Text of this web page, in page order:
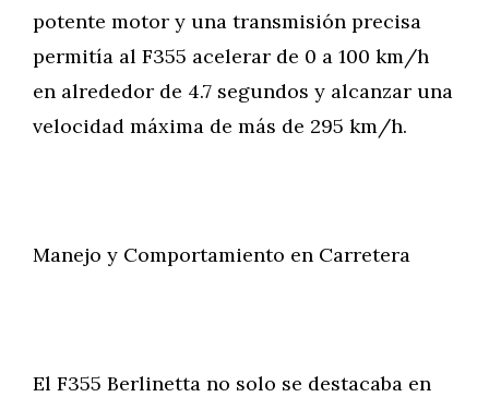
potente motor y una transmisión precisa
permitía al F355 acelerar de 0 a 100 km/h
en alrededor de 4.7 segundos y alcanzar una
velocidad máxima de más de 295 km/h.
Manejo y Comportamiento en Carretera
El F355 Berlinetta no solo se destacaba en